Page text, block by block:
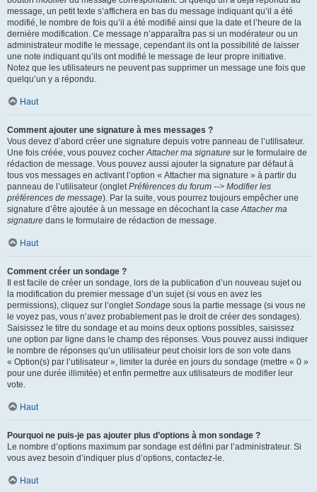
message, un petit texte s’affichera en bas du message indiquant qu’il a été
modifié, le nombre de fois qu’il a été modifié ainsi que la date et l’heure de la
dernière modification. Ce message n’apparaîtra pas si un modérateur ou un
administrateur modifie le message, cependant ils ont la possibilité de laisser
une note indiquant qu’ils ont modifié le message de leur propre initiative.
Notez que les utilisateurs ne peuvent pas supprimer un message une fois que
quelqu’un y a répondu.
Haut
Comment ajouter une signature à mes messages ?
Vous devez d’abord créer une signature depuis votre panneau de l’utilisateur.
Une fois créée, vous pouvez cocherAttacher ma signature sur le formulaire de
rédaction de message. Vous pouvez aussi ajouter la signature par défaut à
tous vos messages en activant l’option « Attacher ma signature » à partir du
panneau de l’utilisateur (ongletPréférences du forum --> Modifier les
préférences de message). Par la suite, vous pourrez toujours empêcher une
signature d’être ajoutée à un message en décochant la caseAttacher ma
signature dans le formulaire de rédaction de message.
Haut
Comment créer un sondage ?
Il est facile de créer un sondage, lors de la publication d’un nouveau sujet ou
la modification du premier message d’un sujet (si vous en avez les
permissions), cliquez sur l’ongletSondage sous la partie message (si vous ne
le voyez pas, vous n’avez probablement pas le droit de créer des sondages).
Saisissez le titre du sondage et au moins deux options possibles, saisissez
une option par ligne dans le champ des réponses. Vous pouvez aussi indiquer
le nombre de réponses qu’un utilisateur peut choisir lors de son vote dans
« Option(s) par l’utilisateur », limiter la durée en jours du sondage (mettre « 0 »
pour une durée illimitée) et enfin permettre aux utilisateurs de modifier leur
vote.
Haut
Pourquoi ne puis-je pas ajouter plus d’options à mon sondage ?
Le nombre d’options maximum par sondage est défini par l’administrateur. Si
vous avez besoin d’indiquer plus d’options, contactez-le.
Haut